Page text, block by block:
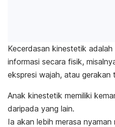
Kecerdasan kinestetik adalah
informasi secara fisik,
ekspresi wajah, atau gerakan
Anak kinestetik memiliki
daripada yang lain.
Ia akan lebih merasa nyaman